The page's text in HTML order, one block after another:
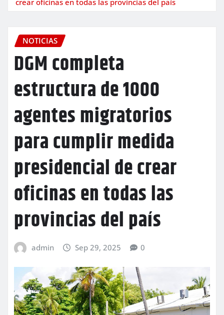
NOTICIAS
DGM completa
estructura de 1000
agentes migratorios
para cumplir medida
presidencial de crear
oficinas en todas las
provincias del país
admin Sep 29, 2025 0